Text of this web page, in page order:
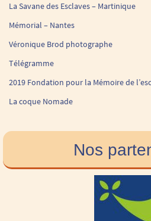
La Savane des Esclaves – Martinique
Mémorial – Nantes
Véronique Brod photographe
Télégramme
2019 Fondation pour la Mémoire de
La coque Nomade
Nos